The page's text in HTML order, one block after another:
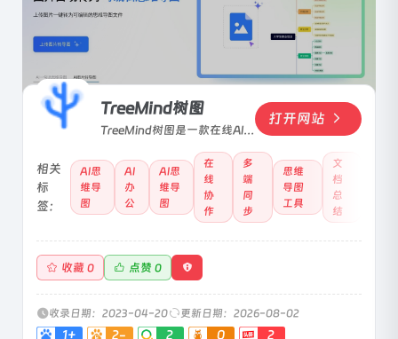
TreeMind树图
TreeMind树图是一款在线AI思
导图、文档总结、多端同步与
团队协作，适用于办公、学习
等场景。
打开网站
相关
标
签：
AI思
维导
图
AI
办
公
AI思
维导
图
在
线
协
作
多
端
同
步
思维
导图
工具
文
档
总
结
收藏 0 点赞 0
收录日期：2023-04-20 更新日期：2026-08-02
1+ 2- 2 0 2